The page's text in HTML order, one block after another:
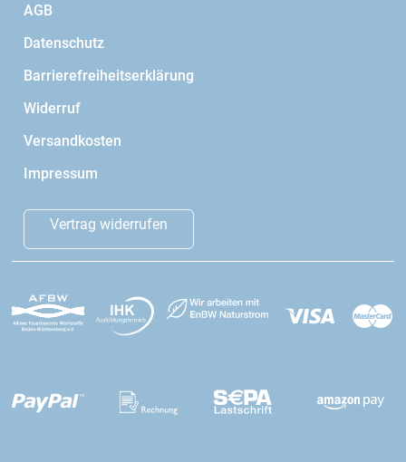
AGB
Datenschutz
Barrierefreiheitserklärung
Widerruf
Versandkosten
Impressum
Vertrag widerrufen